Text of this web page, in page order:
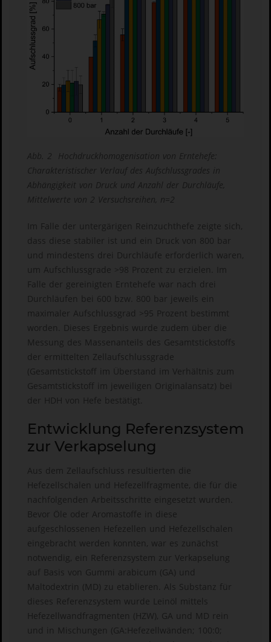
Abb. 2 Hochdruckhomogenisation von Erntehefe:
Charakteristischer Verlauf des Aufschlussgrades in
Abhängigkeit von Druck und Anzahl der Durchläufe,
Mittelwerte von 2 Versuchsreihen, n=2
Im Falle der untergärigen Reinzuchthefe zeigte sich,
dass diese stabiler ist und ein Druck von 800 bar
und mindestens drei Durchläufe erforderlich waren,
um Aufschlussgrade >98 Prozent zu erzielen. Im
Falle der gereinigten Erntehefe war nach drei
Durchläufen bei 600 bzw. 800 bar jeweils ein
maximaler Aufschlussgrad >95 Prozent bestimmt
worden. Dieses Ergebnis wurde zudem über die
Messung des Massenanteils des Gesamtstickstoffs
der ermittelten Zellaufschlussgrade
(Gesamtstickstoff im Überstand im Verhältnis zum
Gesamtstickstoff im jeweiligen Originalansatz) bei
der HDH von Hefe bestätigt.
Entwicklung Referenzsystem
zur Verkapselung
Aus dem Zellaufschluss resultierten die
Hefezellschalen und Hefezellfragmente, die für die
nachfolgenden Arbeitsschritte eingesetzt wurden.
Bevor Öle oder Aromastoffe in diese
aufgeschlossenen Hefezellen und Hefezellschalen
eingebracht werden konnten, war es zunächst
notwendig, ein Referenzsystem zur Verkapselung
auf Basis von Gummi arabicum (GA) und
Maltodextrin (MD) zu etablieren. Als Substanz für
dieses Referenzsystem wurde Leinöl mittels
Hefezellwandfragmenten (HZW), GA und MD rein
und in Mischungen (GA:Hefezellwänden; 100:0;